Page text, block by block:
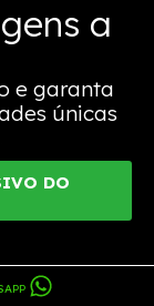
a
e garanta
únicas
DO